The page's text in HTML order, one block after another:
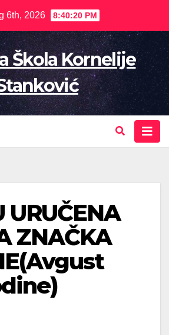
6th, 2026 8:40:21 PM
Škola Kornelije
URUČENA
ZNAČKA